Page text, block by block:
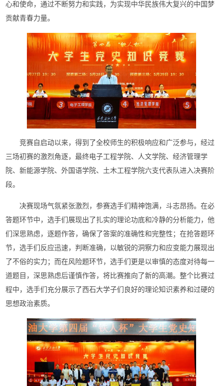
心和使命，通过不断努力和实践，为实现中华民族伟大复兴的中国梦
贡献青春力量。
竞赛自启动以来，得到了全校师生的积极响应和广泛参与，经过
三场初赛的激烈角逐，最终电子工程学院、人文学院、经济管理学
院、新能源学院、外国语学院、土木工程学院六支代表队进入决赛阶
段。
决赛现场气氛紧张激烈，参赛选手们精神饱满，斗志昂扬。在必
答题环节中，选手们展现出了扎实的理论功底和冷静的分析能力，他
们深思熟虑，逐题作答，确保了答案的准确性和完整性；在抢答题环
节，选手们反应迅速，判断准确，以敏锐的洞察力和应变能力展现出
了不俗的实力；而在风险题环节，选手们更是以审慎的态度对待每一
道题目，深思熟虑后谨慎作答，将比赛推向了新的高潮。整个比赛过
程中，选手们充分展示了西石大学子们良好的理论知识素养和过硬的
思想政治素质。